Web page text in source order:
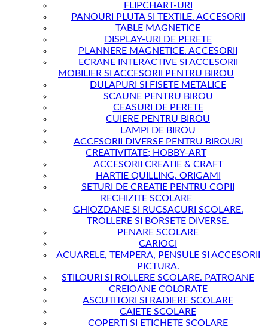
FLIPCHART-URI
PANOURI PLUTA SI TEXTILE. ACCESORII
TABLE MAGNETICE
DISPLAY-URI DE PERETE
PLANNERE MAGNETICE. ACCESORII
ECRANE INTERACTIVE SI ACCESORII
MOBILIER SI ACCESORII PENTRU BIROU
DULAPURI SI FISETE METALICE
SCAUNE PENTRU BIROU
CEASURI DE PERETE
CUIERE PENTRU BIROU
LAMPI DE BIROU
ACCESORII DIVERSE PENTRU BIROURI
CREATIVITATE; HOBBY-ART
ACCESORII CREATIE & CRAFT
HARTIE QUILLING, ORIGAMI
SETURI DE CREATIE PENTRU COPII
RECHIZITE SCOLARE
GHIOZDANE SI RUCSACURI SCOLARE.
TROLLERE SI BORSETE DIVERSE.
PENARE SCOLARE
CARIOCI
ACUARELE, TEMPERA, PENSULE SI ACCESORII
PICTURA.
STILOURI SI ROLLERE SCOLARE. PATROANE
CREIOANE COLORATE
ASCUTITORI SI RADIERE SCOLARE
CAIETE SCOLARE
COPERTI SI ETICHETE SCOLARE